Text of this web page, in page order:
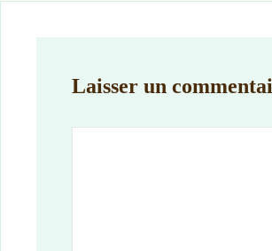
Laisser un